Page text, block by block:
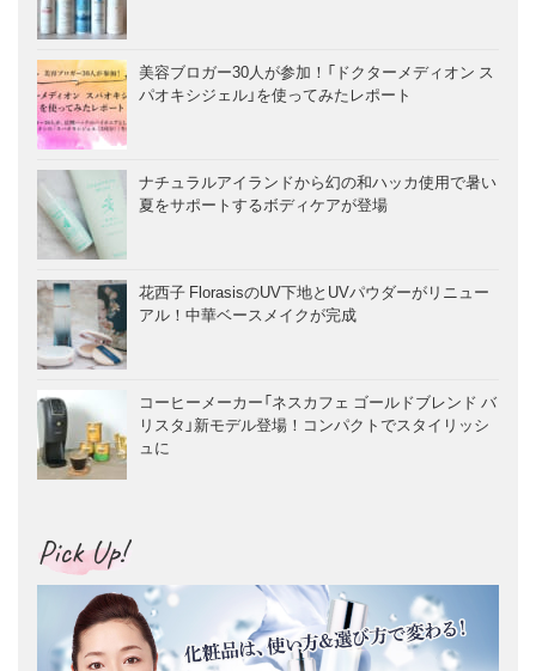
美容ブロガー30人が参加！「ドクターメディオン ス
パオキシジェル」を使ってみたレポート
ナチュラルアイランドから幻の和ハッカ使用で暑い
夏をサポートするボディケアが登場
花西子 FlorasisのUV下地とUVパウダーがリニュー
アル！中華ベースメイクが完成
コーヒーメーカー「ネスカフェ ゴールドブレンド バ
リスタ」新モデル登場！コンパクトでスタイリッシ
ュに
Pick Up!